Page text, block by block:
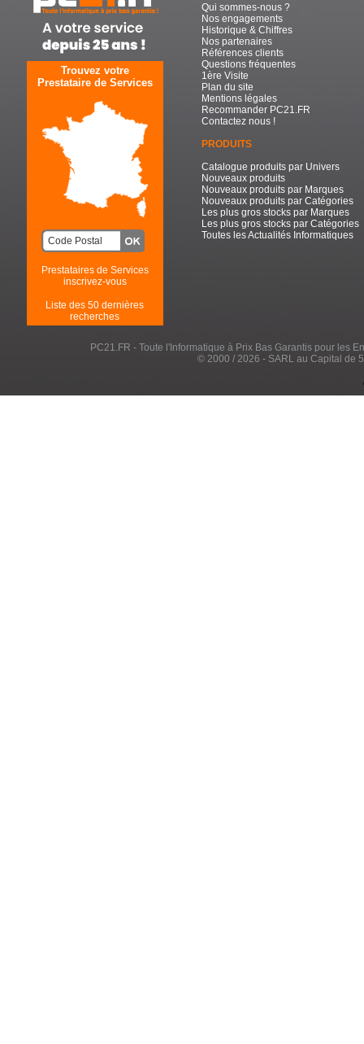
Trouvez votre
Prestataire de Services
Prestataires de Services
inscrivez-vous
Liste des 50 dernières
recherches
Qui sommes-nous ?
Nos engagements
Historique & Chiffres
Nos partenaires
Références clients
Questions fréquentes
1ère Visite
Plan du site
Mentions légales
Recommander PC21.FR
Contactez nous !
PRODUITS
Catalogue produits par Univers
Nouveaux produits
Nouveaux produits par Marques
Nouveaux produits par Catégories
Les plus gros stocks par Marques
Les plus gros stocks par Catégories
Toutes les Actualités Informatiques
PC21.FR - Toute l'Informatique à Prix Bas Garantis pour les
© 2000 / 2026 - SARL au Capital de